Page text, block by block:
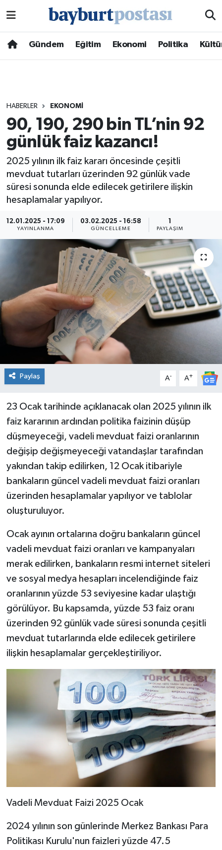
Gündem Eğitim Ekonomi Politika
HABERLER EKONOMI
90, 190, 290 bin TL’nin 92
günlük faiz kazancı!
2025 yılının ilk faiz kararı öncesinde çeşitli
mevduat tutarları üzerinden 92 günlük vade
süresi sonunda elde edilecek getirilere ilişkin
hesaplamalar yapılıyor.
12.01.2025 - 17:09
YAYINLANMA
03.02.2025 - 16:58
GÜNCELLEME
1
PAYLAŞIM
Paylaş A- A+
23 Ocak tarihinde açıklanacak olan 2025 yılının ilk
faiz kararının ardından politika faizinin düşüp
düşmeyeceği, vadeli mevduat faizi oranlarının
değişip değişmeyeceği vatandaşlar tarafından
yakından takip edilirken, 12 Ocak itibariyle
bankaların güncel vadeli mevduat faizi oranları
üzerinden hesaplamalar yapılıyor ve tablolar
oluşturuluyor.
Ocak ayının ortalarına doğru bankaların güncel
vadeli mevduat faizi oranları ve kampanyaları
merak edilirken, bankaların resmi internet siteleri
ve sosyal medya hesapları incelendiğinde faiz
oranlarının yüzde 53 seviyesine kadar ulaştığı
görülüyor. Bu kapsamda, yüzde 53 faiz oranı
üzerinden 92 günlük vade süresi sonunda çeşitli
mevduat tutarlarında elde edilecek getirilere
ilişkin hesaplamalar gerçekleştiriliyor.
Vadeli Mevduat Faizi 2025 Ocak
2024 yılının son günlerinde Merkez Bankası Para
Politikası Kurulu'nun faizleri yüzde 47.5
Hava Durumu
Süper Lig Puan Durumu ve Fikstür
Tüm Manşetler
Son Dakika Haberleri